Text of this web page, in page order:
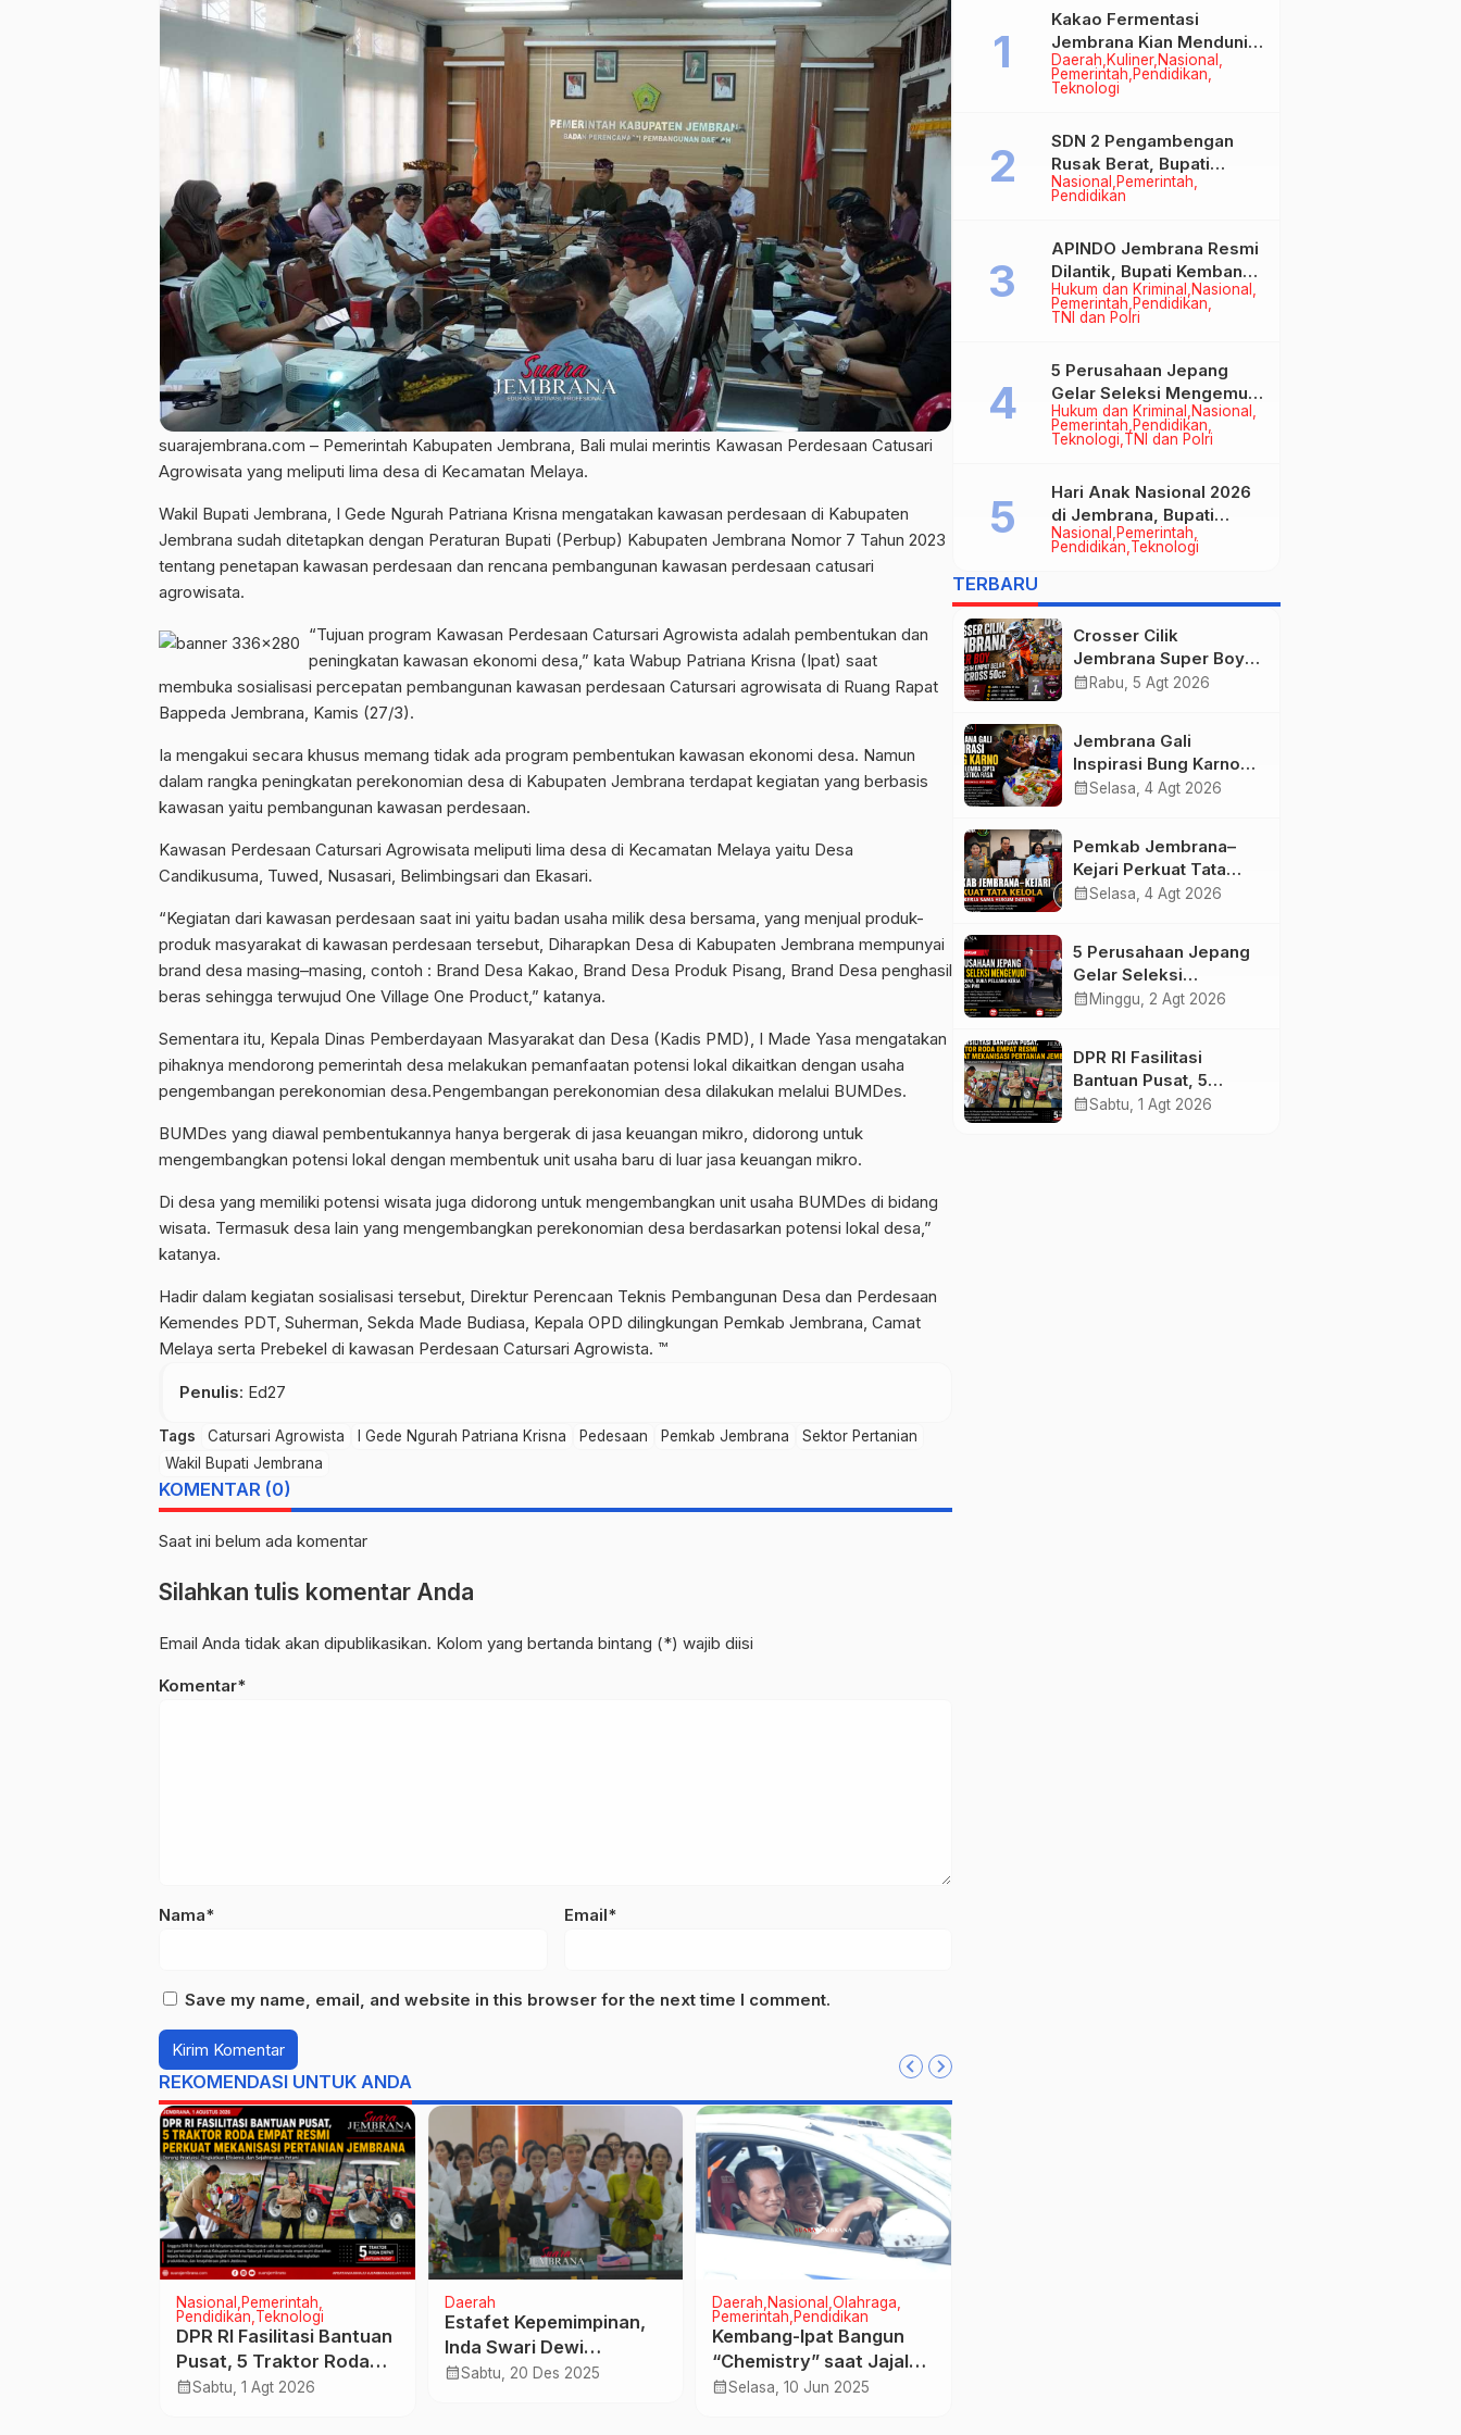
suarajembrana.com – Pemerintah Kabupaten Jembrana, Bali mulai merintis Kawasan Perdesaan Catusari
Agrowisata yang meliputi lima desa di Kecamatan Melaya.
Wakil Bupati Jembrana, I Gede Ngurah Patriana Krisna mengatakan kawasan perdesaan di Kabupaten
Jembrana sudah ditetapkan dengan Peraturan Bupati (Perbup) Kabupaten Jembrana Nomor 7 Tahun 2023
tentang penetapan kawasan perdesaan dan rencana pembangunan kawasan perdesaan catusari
agrowisata.
“Tujuan program Kawasan Perdesaan Catursari Agrowista adalah pembentukan dan
peningkatan kawasan ekonomi desa,” kata Wabup Patriana Krisna (Ipat) saat
membuka sosialisasi percepatan pembangunan kawasan perdesaan Catursari agrowisata di Ruang Rapat
Bappeda Jembrana, Kamis (27/3).
Ia mengakui secara khusus memang tidak ada program pembentukan kawasan ekonomi desa. Namun
dalam rangka peningkatan perekonomian desa di Kabupaten Jembrana terdapat kegiatan yang berbasis
kawasan yaitu pembangunan kawasan perdesaan.
Kawasan Perdesaan Catursari Agrowisata meliputi lima desa di Kecamatan Melaya yaitu Desa
Candikusuma, Tuwed, Nusasari, Belimbingsari dan Ekasari.
“Kegiatan dari kawasan perdesaan saat ini yaitu badan usaha milik desa bersama, yang menjual produk-
produk masyarakat di kawasan perdesaan tersebut, Diharapkan Desa di Kabupaten Jembrana mempunyai
brand desa masing–masing, contoh : Brand Desa Kakao, Brand Desa Produk Pisang, Brand Desa penghasil
beras sehingga terwujud One Village One Product,” katanya.
Sementara itu, Kepala Dinas Pemberdayaan Masyarakat dan Desa (Kadis PMD), I Made Yasa mengatakan
pihaknya mendorong pemerintah desa melakukan pemanfaatan potensi lokal dikaitkan dengan usaha
pengembangan perekonomian desa.Pengembangan perekonomian desa dilakukan melalui BUMDes.
BUMDes yang diawal pembentukannya hanya bergerak di jasa keuangan mikro, didorong untuk
mengembangkan potensi lokal dengan membentuk unit usaha baru di luar jasa keuangan mikro.
Di desa yang memiliki potensi wisata juga didorong untuk mengembangkan unit usaha BUMDes di bidang
wisata. Termasuk desa lain yang mengembangkan perekonomian desa berdasarkan potensi lokal desa,”
katanya.
Hadir dalam kegiatan sosialisasi tersebut, Direktur Perencaan Teknis Pembangunan Desa dan Perdesaan
Kemendes PDT, Suherman, Sekda Made Budiasa, Kepala OPD dilingkungan Pemkab Jembrana, Camat
Melaya serta Prebekel di kawasan Perdesaan Catursari Agrowista. ™
Penulis: Ed27
Tags Catursari Agrowista I Gede Ngurah Patriana Krisna Pedesaan Pemkab Jembrana
Sektor Pertanian
Wakil Bupati Jembrana
KOMENTAR (0)
Saat ini belum ada komentar
Silahkan tulis komentar Anda
Email Anda tidak akan dipublikasikan. Kolom yang bertanda bintang (*) wajib diisi
Komentar*
Nama* Email*
Save my name, email, and website in this browser for the next time I comment.
REKOMENDASI UNTUK ANDA
Nasional Pemerintah
Pendidikan Teknologi
DPR RI Fasilitasi Bantuan
Pusat, 5 Traktor Roda
Empat Resmi Perkuat
calendar_monthSabtu, 1 Agt 2026
Daerah
Estafet Kepemimpinan,
Inda Swari Dewi
Nahkodai WHDI
calendar_monthSabtu, 20 Des 2025
Daerah Nasional Olahraga
Pemerintah Pendidikan
Kembang-Ipat Bangun
“Chemistry” saat Jajal
Sirkuit Rally Perancak
calendar_monthSelasa, 10 Jun 2025
Daerah Kuliner Nasional
Pemerintah Pendidikan
Teknologi
Kakao Fermentasi
Jembrana Kian Mendunia,
Bupati Perkuat Komitmen
pada Standar Mutu dan
Nasional
Pemerintah
Pendidikan
SDN 2 Pengambengan
Rusak Berat, Bupati
Kembang Pastikan
Hukum dan Kriminal
Nasional
Pemerintah Pendidikan
TNI dan Polri
APINDO Jembrana Resmi
Dilantik, Bupati Kembang
Minta Pengusaha Jadi
Motor Penggerak
Hukum dan Kriminal
Nasional
Pemerintah Pendidikan
Teknologi TNI dan Polri
5 Perusahaan Jepang
Gelar Seleksi Mengemudi
di Jembrana, Buka
Peluang Kerja bagi Calon
Nasional
Pemerintah
Pendidikan Teknologi
Hari Anak Nasional 2026
di Jembrana, Bupati
Kembang Tegaskan
Pentingnya Karakter dan
TERBARU
Crosser Cilik
Jembrana Super Boy
Sapu Bersih Empat
calendar_month Rabu, 5 Agt 2026
Jembrana Gali
Inspirasi Bung Karno
melalui Lomba Cipta
calendar_monthSelasa, 4 Agt 2026
Pemkab Jembrana–
Kejari Perkuat Tata
Kelola Lewat Kerja
calendar_monthSelasa, 4 Agt 2026
5 Perusahaan Jepang
Gelar Seleksi
Mengemudi di
Calon PMI
calendar_month Minggu, 2 Agt 2026
DPR RI Fasilitasi
Bantuan Pusat, 5
Traktor Roda Empat
calendar_monthSabtu, 1 Agt 2026